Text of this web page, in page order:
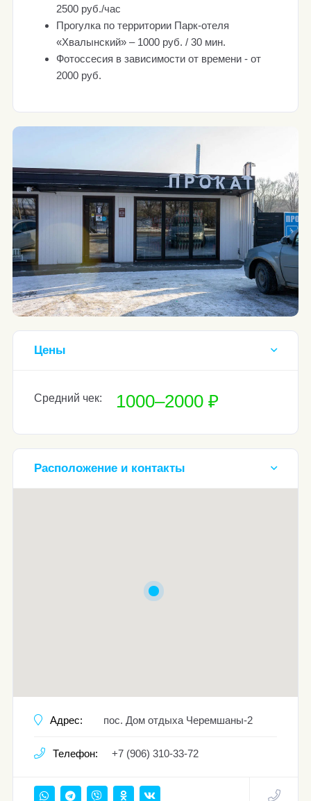
2500 руб./час
Прогулка по территории Парк-отеля
«Хвалынский» – 1000 руб. / 30 мин.
Фотоссесия в зависимости от времени - от
2000 руб.
Цены
Средний чек: 1000–2000 ₽
Расположение и контакты
Адрес: пос. Дом отдыха Черемшаны-2
Телефон: +7 (906) 310-33-72